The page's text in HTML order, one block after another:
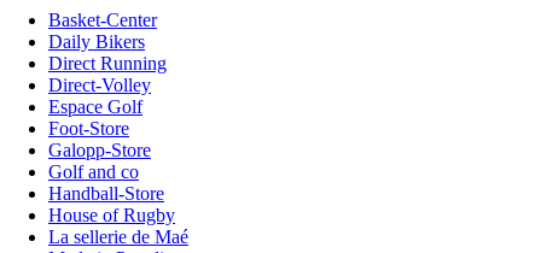
Basket-Center
Daily Bikers
Direct Running
Direct-Volley
Espace Golf
Foot-Store
Galopp-Store
Golf and co
Handball-Store
House of Rugby
La sellerie de Maé